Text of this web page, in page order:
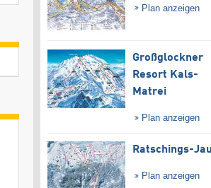
Plan anzeigen
Großglockner
Resort Kals-
Matrei
Plan anzeigen
Ratschings-
Plan anzeigen